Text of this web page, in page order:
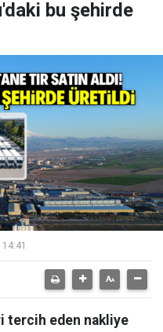
bu şehirde
tercih eden nakliye